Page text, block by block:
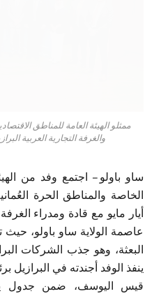
ممثلو الهيئة العامة للمناطق
والغرفة التجارية العربية
ساو باولو – اجتمع وفد من
أيار مايو مع قادة ومدراء
عاصمة الولاية ساو باولو،
البعثة، وهو جذب الشركات
ينفذ الوفد أجندته في البرازيل
قيس اليوسف، ضمن جدول